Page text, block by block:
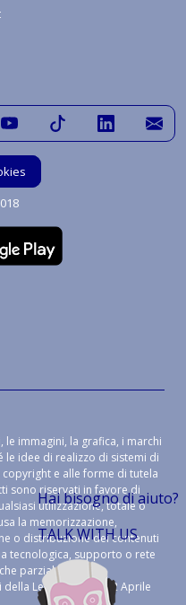
Hai bisogno di aiuto?
TALK WITH US
immagini, la grafica, i marchi
le idee di realizzo di sistemi di
e alle forme di tutela
sono riservati in favore di
utilizzazione, totale o
la memorizzazione,
o distribuzione dei contenuti
tecnologica, supporto o rete
parziale, senza
Legge 633 del 22 Aprile